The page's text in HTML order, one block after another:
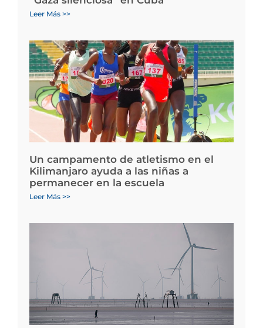
Leer Más >>
Un campamento de atletismo en el
Kilimanjaro ayuda a las niñas a
permanecer en la escuela
Leer Más >>